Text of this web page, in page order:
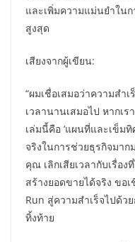
และเพิ่มความแม่นยำใน
สูงสุด
เสียงจากผู้เขียน:
“ผมเชื่อเสมอว่าความสำ
เวลานานเสมอไป หากเ
เล่มนี้คือ ‘แผนที่และเข็ม
จริงในการช่วยธุรกิจมา
คุณ เลิกเสียเวลากับเรื่อ
สร้างยอดขายได้จริง ขอ
Run สู่ความสำเร็จไปด้
ทิ้งท้าย